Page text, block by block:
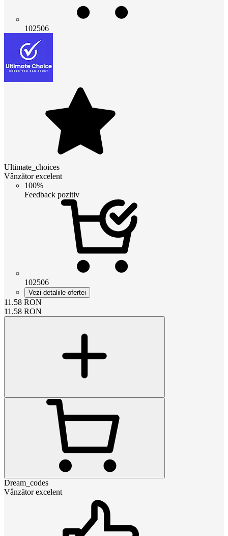
102506
Ultimate_choices
Vânzător excelent
100%
Feedback pozitiv
102506
Vezi detaliile ofertei
11.58 RON
11.58 RON
Dream_codes
Vânzător excelent